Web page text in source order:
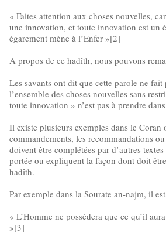
« Faites attention aux choses nouvelles,
une innovation, et toute innovation est un
égarement mène à l’Enfer »[2]
A propos de ce hadîth, nous pouvons
Les savants ont dit que cette parole ne fait
l’ensemble des choses nouvelles sans
toute innovation » n’est pas à prendre
Il existe plusieurs exemples dans le Coran
commandements, les recommandations
doivent être complétées par d’autres
portée ou expliquent la façon dont doit
hadîth.
Par exemple dans la Sourate an-najm, il
« L’Homme ne possédera que ce qu’il
»[3]